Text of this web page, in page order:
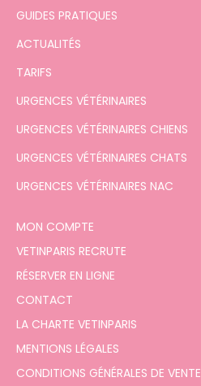
GUIDES PRATIQUES
ACTUALITÉS
TARIFS
URGENCES VÉTÉRINAIRES
URGENCES VÉTÉRINAIRES CHIENS
URGENCES VÉTÉRINAIRES CHATS
URGENCES VÉTÉRINAIRES NAC
MON COMPTE
VETINPARIS RECRUTE
RÉSERVER EN LIGNE
CONTACT
LA CHARTE VETINPARIS
MENTIONS LÉGALES
CONDITIONS GÉNÉRALES DE VENTE